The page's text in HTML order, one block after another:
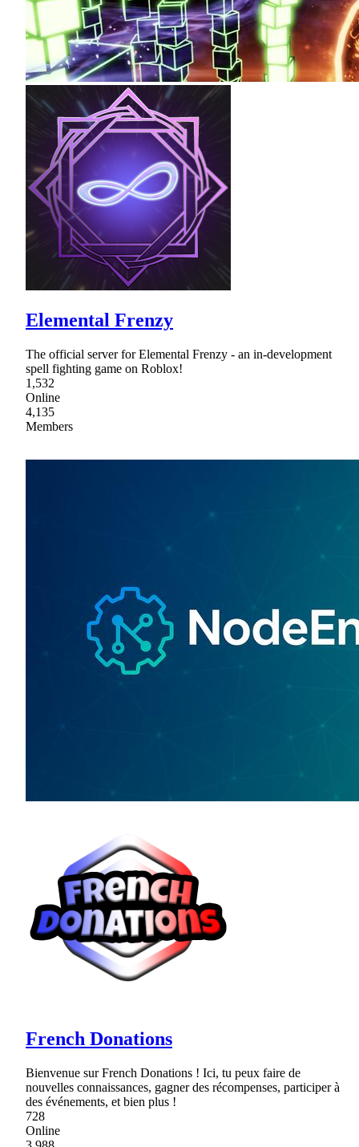
Elemental Frenzy
The official server for Elemental Frenzy - an in-development
spell fighting game on Roblox!
1,532
Online
4,135
Members
French Donations
Bienvenue sur French Donations ! Ici, tu peux faire de
nouvelles connaissances, gagner des récompenses, participer à
des événements, et bien plus !
728
Online